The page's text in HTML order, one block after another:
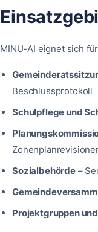
MINU-AI eignet sich
Beschlussprotokoll
Schulpflege und
Sozialbehörde–
Projektgruppen